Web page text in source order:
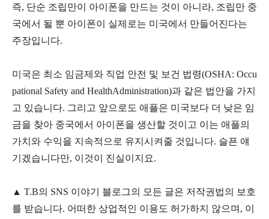
즉, 단순 조립만이 아이폰을 만드는 것이 아니라, 조립만 중
국에서 될 뿐 아이폰이 실제로는 미국에서 만들어진다는
주장입니다.
미국은 최소 임금제와 직업 안전 및 보건 법령(OSHA: Occu
pational Safety and HealthAdministration)과 같은 법안을 가지
고 있습니다. 그리고 앞으로도 애플은 미국보다 더 낮은 임
금을 찾아 중국에서 아이폰을 생산할 것이고 이는 애플의
가치와 수익을 지속적으로 유지시켜줄 것입니다. 슬픈 얘
기겠습니다만, 이것이 진실이지요.
▲ T.B의 SNS 이야기 블 로그의 모든 글은 저작권법의 보호
를 받습니다. 어떠한 상업적인 이용도 허가하지 않으며, 이